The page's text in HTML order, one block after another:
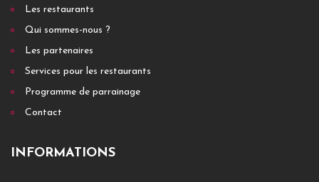
Les restaurants
Qui sommes-nous ?
Les partenaires
Services pour les restaurants
Programme de parrainage
Contact
INFORMATIONS